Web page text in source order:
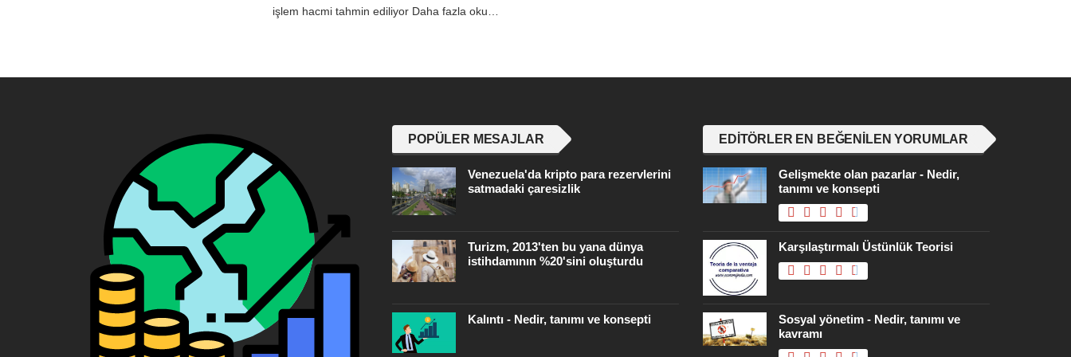
işlem hacmi tahmin ediliyor Daha fazla oku…
POPÜLER MESAJLAR
Venezuela'da kripto para rezervlerini
satmadaki çaresizlik
Turizm, 2013'ten bu yana dünya
istihdamının %20'sini oluşturdu
Kalıntı - Nedir, tanımı ve konsepti
EDITÖRLER EN BEĞENILEN YORUMLAR
Gelişmekte olan pazarlar - Nedir,
tanımı ve konsepti
Karşılaştırmalı Üstünlük Teorisi
Sosyal yönetim - Nedir, tanımı ve
kavramı